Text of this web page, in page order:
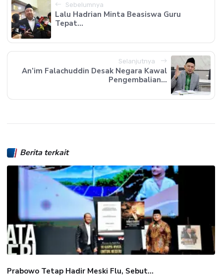
Sebelumnya
Lalu Hadrian Minta Beasiswa Guru
Tepat...
Selanjutnya
An’im Falachuddin Desak Negara Kawal
Pengembalian...
Berita terkait
Prabowo Tetap Hadir Meski Flu, Sebut...